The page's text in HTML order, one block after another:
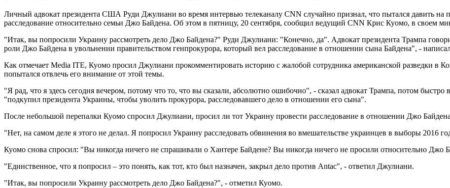
Личный адвокат президента США Руди Джулиани во время интервью телеканалу CNN случайно признал, что пытался давить на
расследование относительно семьи Джо Байдена. Об этом в пятницу, 20 сентября, сообщил ведущий CNN Крис Куомо, в своем
"Итак, вы попросили Украину рассмотреть дело Джо Байдена?" Руди Джулиани: "Конечно, да". Адвокат президента Трампа
роли Джо Байдена в увольнении правительством генпрокурора, который вел расследование в отношении сына Байдена", -
Как отмечает Media ITE, Куомо просил Джулиани прокомментировать историю с жалобой сотрудника американской разведки в
попытался отвлечь его внимание от этой темы.
"Я рад, что я здесь сегодня вечером, потому что то, что вы сказали, абсолютно ошибочно", - сказал адвокат Трампа, потом
"подкупил президента Украины, чтобы уволить прокурора, расследовавшего дело в отношении его сына".
После небольшой перепалки Куомо спросил Джулиани, просил ли тот Украину провести расследование в отношении Джо
"Нет, на самом деле я этого не делал. Я попросил Украину расследовать обвинения во вмешательстве украинцев в выборы 2016
Куомо снова спросил: "Вы никогда ничего не спрашивали о Хантере Байдене? Вы никогда ничего не просили относительно Джо
"Единственное, что я попросил – это понять, как тот, кто был назначен, закрыл дело против Antac", - ответил Джулиани.
"Итак, вы попросили Украину рассмотреть дело Джо Байдена?", - отметил Куомо.